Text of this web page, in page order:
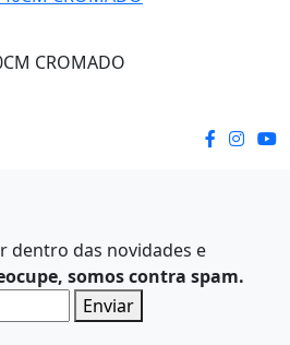
CROMADO
dentro das novidades e
somos contra spam.
Enviar